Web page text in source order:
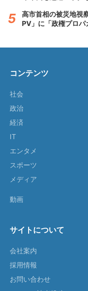
高市首相の被災地視
PV」に「政権プロパ
コンテンツ
社会
政治
経済
IT
エンタメ
スポーツ
メディア
動画
サイトについて
会社案内
採用情報
お問い合わせ